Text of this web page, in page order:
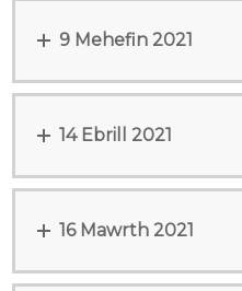
9 Mehefin 2021
14 Ebrill 2021
16 Mawrth 2021